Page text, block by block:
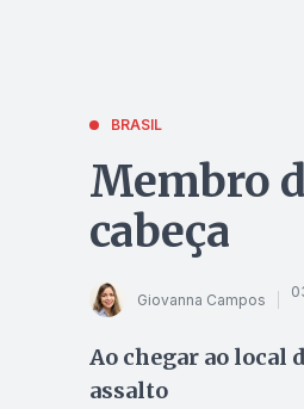
BRASIL
Membro
cabeça
Giovanna Campos
Ao chegar ao local
assalto